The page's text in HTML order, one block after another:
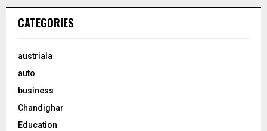
CATEGORIES
austriala
auto
business
Chandighar
Education